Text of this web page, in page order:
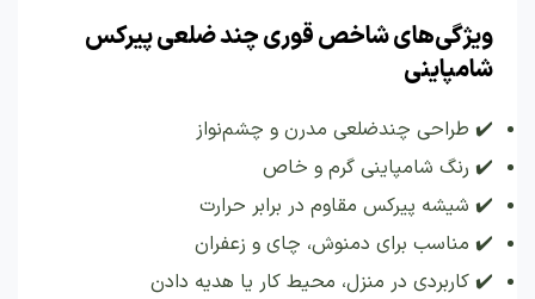
ویژگی‌های شاخص قوری چند ضلعی پیرکس
شامپاینی
✔️ طراحی چندضلعی مدرن و چشم‌نواز
✔️ رنگ شامپاینی گرم و خاص
✔️ شیشه پیرکس مقاوم در برابر حرارت
✔️ مناسب برای دمنوش، چای و زعفران
✔️ کاربردی در منزل، محیط کار یا هدیه دادن